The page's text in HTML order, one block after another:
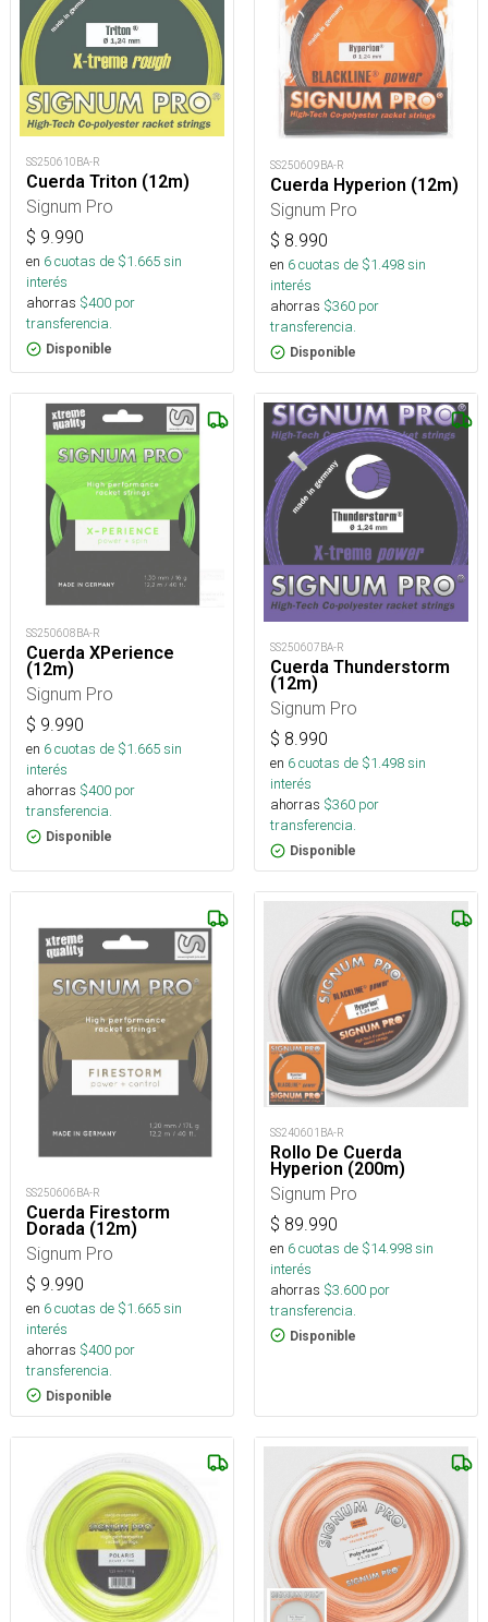
SS250610BA-R
Cuerda Triton (12m)
Signum Pro
$ 9.990
en 6cuotas de $1.665sin
interés
ahorras $400 por
transferencia.
Disponible
SS250609BA-R
Cuerda Hyperion (12m)
Signum Pro
$ 8.990
en 6cuotas de $1.498sin
interés
ahorras $360 por
transferencia.
Disponible
SS250608BA-R
Cuerda XPerience
(12m)
Signum Pro
$ 9.990
en 6cuotas de $1.665sin
interés
ahorras $400 por
transferencia.
Disponible
SS250607BA-R
Cuerda Thunderstorm
(12m)
Signum Pro
$ 8.990
en 6cuotas de $1.498sin
interés
ahorras $360 por
transferencia.
Disponible
SS250606BA-R
Cuerda Firestorm
Dorada (12m)
Signum Pro
$ 9.990
en 6cuotas de $1.665sin
interés
ahorras $400 por
transferencia.
Disponible
SS240601BA-R
Rollo De Cuerda
Hyperion (200m)
Signum Pro
$ 89.990
en 6cuotas de $14.998sin
interés
ahorras $3.600 por
transferencia.
Disponible